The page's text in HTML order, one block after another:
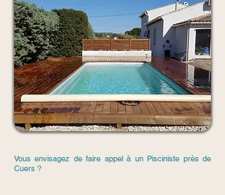
Vous envisagez de faire appel à un Pisciniste près de
Cuers ?